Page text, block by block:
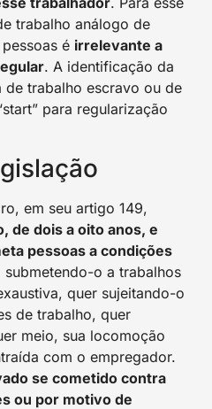
trabalho análogo de
é irrelevante a
. A identificação da
trabalho escravo ou de
para regularização
em seu artigo 149,
de dois a oito anos, e
pessoas a condições
submetendo-o a trabalhos
quer sujeitando-o
de trabalho, quer
meio, sua locomoção
com o empregador.
se cometido contra
ou por motivo de